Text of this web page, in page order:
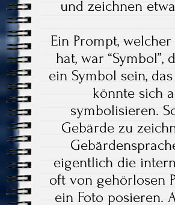
und zeichnen
Ein Prompt,
hat, war “Symbol”,
ein Symbol sein,
könnte sich
symbolisieren.
Gebärde zu
eigentlich die
oft von gehörlosen
ein Foto posieren.